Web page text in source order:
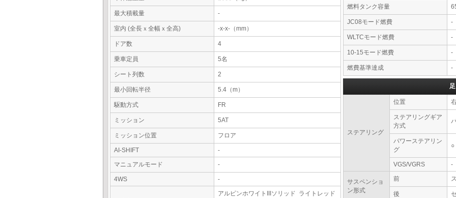
最大積載量 -
室内 (全長ｘ全幅ｘ全高) -x-x-（mm）
ドア数 4
乗車定員 5名
シート列数 2
最小回転半径 5.4（m）
駆動方式 FR
ミッション 5AT
ミッション位置 フロア
AI-SHIFT
-
マニュアルモード
-
4WS -
アルピンホワイトIIIソリッド ライトレッド
燃料タンク容量
JC08モード燃費 -
WLTCモード燃費 -
10-15モード燃費 -
燃費基準達成 -
ステアリング
位置
ステアリングギア
方式
パワーステアリン
グ
○
VGS/VGRS -
サスペンショ
ン形式
前
後